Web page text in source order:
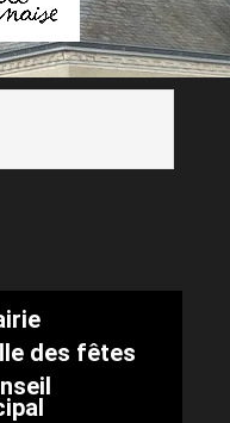
des fêtes